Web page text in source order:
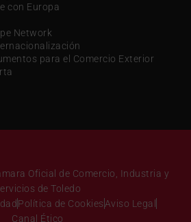
con Europa
Network
para el Comercio Exterior
Oficial de Comercio, Industria y
de Toledo
Política de Cookies Aviso Legal
Canal Ético